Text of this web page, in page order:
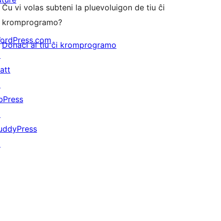
Ĉu vi volas subteni la pluevoluigon de tiu ĉi
kromprogramo?
Donaci al tiu ĉi kromprogramo